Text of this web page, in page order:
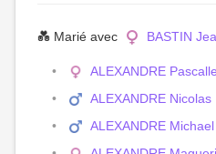
💑 Marié avec BASTIN
ALEXANDRE Pascalle
ALEXANDRE Nicolas
ALEXANDRE Michael